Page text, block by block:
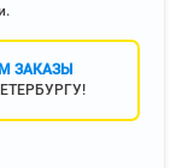
ЗАКАЗЫ